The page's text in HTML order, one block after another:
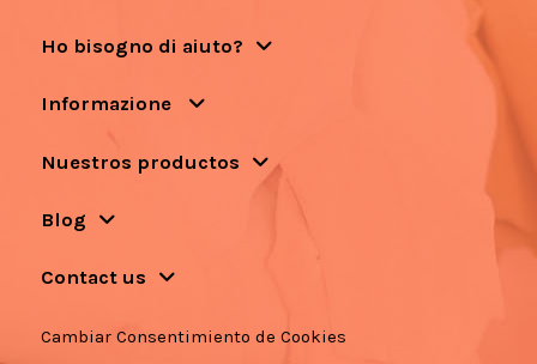
Ho bisogno di aiuto?
Informazione
Nuestros productos
Blog
Contact us
Cambiar Consentimiento de Cookies